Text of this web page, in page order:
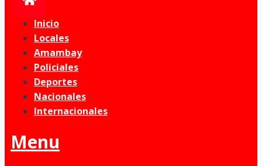
Inicio
Locales
Amambay
Policiales
Deportes
Nacionales
Internacionales
Menu